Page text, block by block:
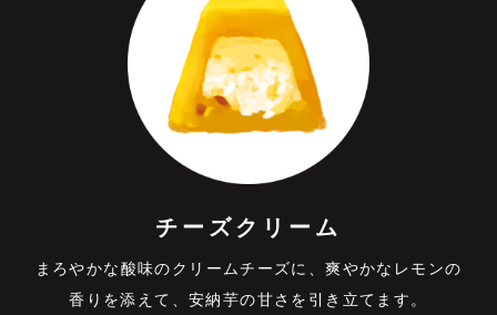
チーズクリーム
まろやかな酸味のクリームチーズに、爽やかなレモンの
⾹りを添えて、安納芋の⽢さを引き⽴てます。